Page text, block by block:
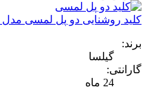
کلید روشنایی دو پل لمسی مدل pro
برند:
گیلسا
گارانتی:
24 ماه